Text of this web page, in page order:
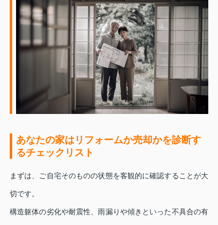
あなたの家はリフォームか売却かを診断す
るチェックリスト
まずは、ご自宅そのものの状態を客観的に確認することが大
切です。
構造躯体の劣化や耐震性、雨漏りや傾きといった不具合の有